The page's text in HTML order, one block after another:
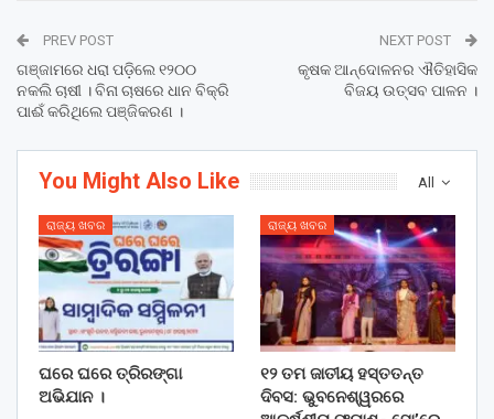
PREV POST
ଗଞ୍ଜାମରେ ଧରା ପଡ଼ିଲେ ୧୨୦୦
ନକଲି ଚାଷୀ । ବିନା ଚାଷରେ ଧାନ ବିକ୍ରି
ପାଈଁ କରିଥିଲେ ପଞ୍ଜିକରଣ ।
NEXT POST
କୃଷକ ଆନ୍ଦୋଳନର ଐତିହାସିକ
ବିଜୟ ଉତ୍ସବ ପାଳନ ।
All
You Might Also Like
ରାଜ୍ୟ ଖବର
ଘରେ ଘରେ ତ୍ରିରଙ୍ଗା
ଅଭିଯାନ ।
ରାଜ୍ୟ ଖବର
୧୨ ତମ ଜାତୀୟ ହସ୍ତତନ୍ତ
ଦିବସ: ଭୁବନେଶ୍ୱରରେ